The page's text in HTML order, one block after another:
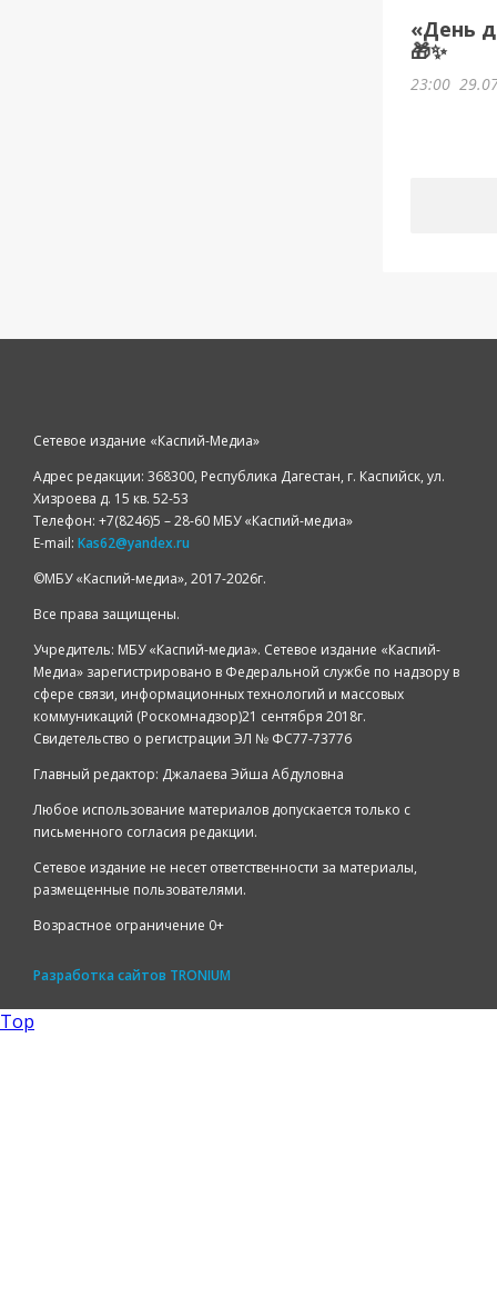
«День
🎁✨
23:00
Сетевое издание «Каспий-Медиа»
Адрес редакции: 368300, Республика Дагестан, г. Каспийск, ул.
Хизроева д. 15 кв. 52-53
Телефон: +7(8246)5 – 28-60 МБУ «Каспий-медиа»
E-mail: Kas62@yandex.ru
©️МБУ «Каспий-медиа», 2017-2026г.
Все права защищены.
Учредитель: МБУ «Каспий-медиа». Сетевое издание «Каспий-
Медиа» зарегистрировано в Федеральной службе по надзору в
сфере связи, информационных технологий и массовых
коммуникаций (Роскомнадзор)21 сентября 2018г.
Свидетельство о регистрации ЭЛ № ФС77-73776
Главный редактор: Джалаева Эйша Абдуловна
Любое использование материалов допускается только с
письменного согласия редакции.
Сетевое издание не несет ответственности за материалы,
размещенные пользователями.
Возрастное ограничение 0+
Разработка сайтов TRONIUM
Top